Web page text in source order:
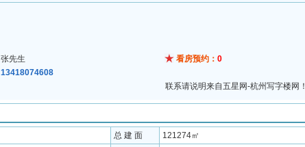
张先生 看房预约： 0
13418074608
联系请说明来自五星网-杭州写字楼网！
总 建 面
121274㎡